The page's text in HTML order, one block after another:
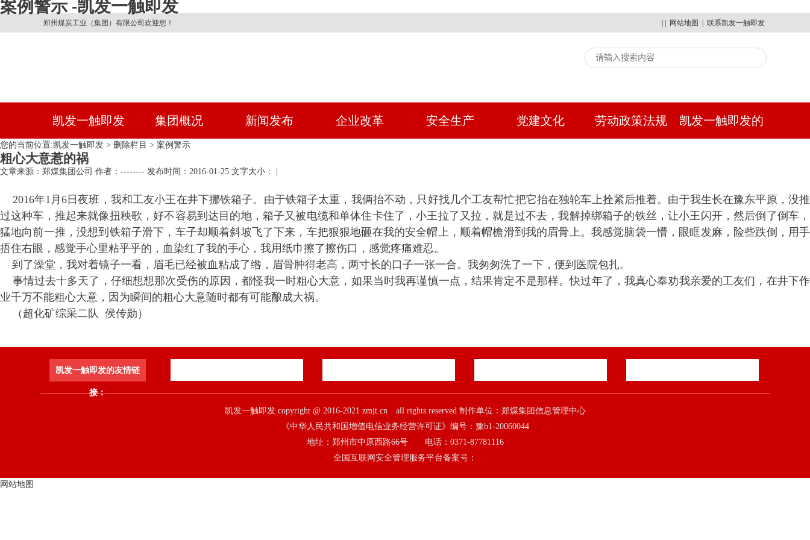
案例警示 -凯发一触即发
郑州煤炭工业（集团）有限公司欢迎您！ 网站地图 联系凯发一触即发
凯发一触即发 集团概况 新闻发布 企业改革 安全生产 党建文化 劳动政策法规 凯发一触即发的
您的当前位置:凯发一触即发 > 删除栏目 > 案例警示
粗心大意惹的祸
文章来源：郑煤集团公司 作者：-------- 发布时间：2016-01-25 文字大小： |
2016年1 月6 日夜班，我和工友小王在井下挪铁箱子。由于铁箱子太重，我俩抬不动，只好找几个工友帮忙把它抬在独轮车上拴紧后推着。由于我生长在豫东平原，没推
过这种车，推起来就像扭秧歌，好不容易到达目的地，箱子又被电缆和单体住卡住了，小王拉了又拉，就是过不去，我解掉绑箱子的铁丝，让小王闪开，然后倒了倒车，
猛地向前一推，没想到铁箱子滑下，车子却顺着斜坡飞了下来，车把狠狠地砸在我的安全帽上，顺着帽檐滑到我的眉骨上。我感觉脑袋一懵，眼眶发麻，险些跌倒，用手
捂住右眼，感觉手心里粘乎乎的，血染红了我的手心，我用纸巾擦了擦伤口，感觉疼痛难忍。
到了澡堂，我对着镜子一看，眉毛已经被血粘成了绺，眉骨肿得老高，两寸长的口子一张一合。我匆匆洗了一下，便到医院包扎。
事情过去十多天了，仔细想想那次受伤的原因，都怪我一时粗心大意，如果当时我再谨慎一点，结果肯定不是那样。快过年了，我真心奉劝我亲爱的工友们，在井下作
业千万不能粗心大意，因为瞬间的粗心大意随时都有可能酿成大祸。
（超化矿综采二队 侯传勋）
凯发一触即发的友情链
接：
凯发一触即发 copyright @ 2016-2021 zmjt.cn all rights reserved 制作单位：郑煤集团信息管理中心
《中华人民共和国增值电信业务经营许可证》编号：豫b1-20060044
地址：郑州市中原西路66号 电话：0371-87781116
全国互联网安全管理服务平台备案号：
网站地图